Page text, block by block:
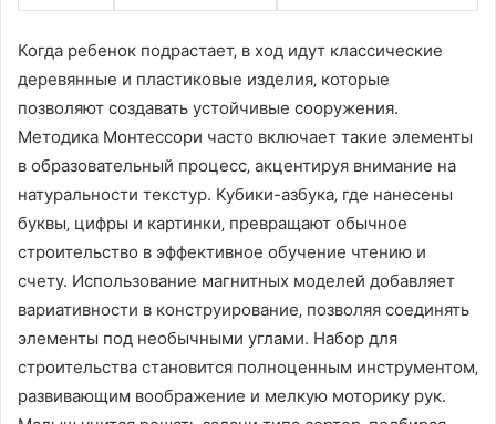
Когда ребенок подрастает‚ в ход идут классические
деревянные и пластиковые изделия‚ которые
позволяют создавать устойчивые сооружения.
Методика Монтессори часто включает такие элементы
в образовательный процесс‚ акцентируя внимание на
натуральности текстур. Кубики-азбука‚ где нанесены
буквы‚ цифры и картинки‚ превращают обычное
строительство в эффективное обучение чтению и
счету. Использование магнитных моделей добавляет
вариативности в конструирование‚ позволяя соединять
элементы под необычными углами. Набор для
строительства становится полноценным инструментом‚
развивающим воображение и мелкую моторику рук.